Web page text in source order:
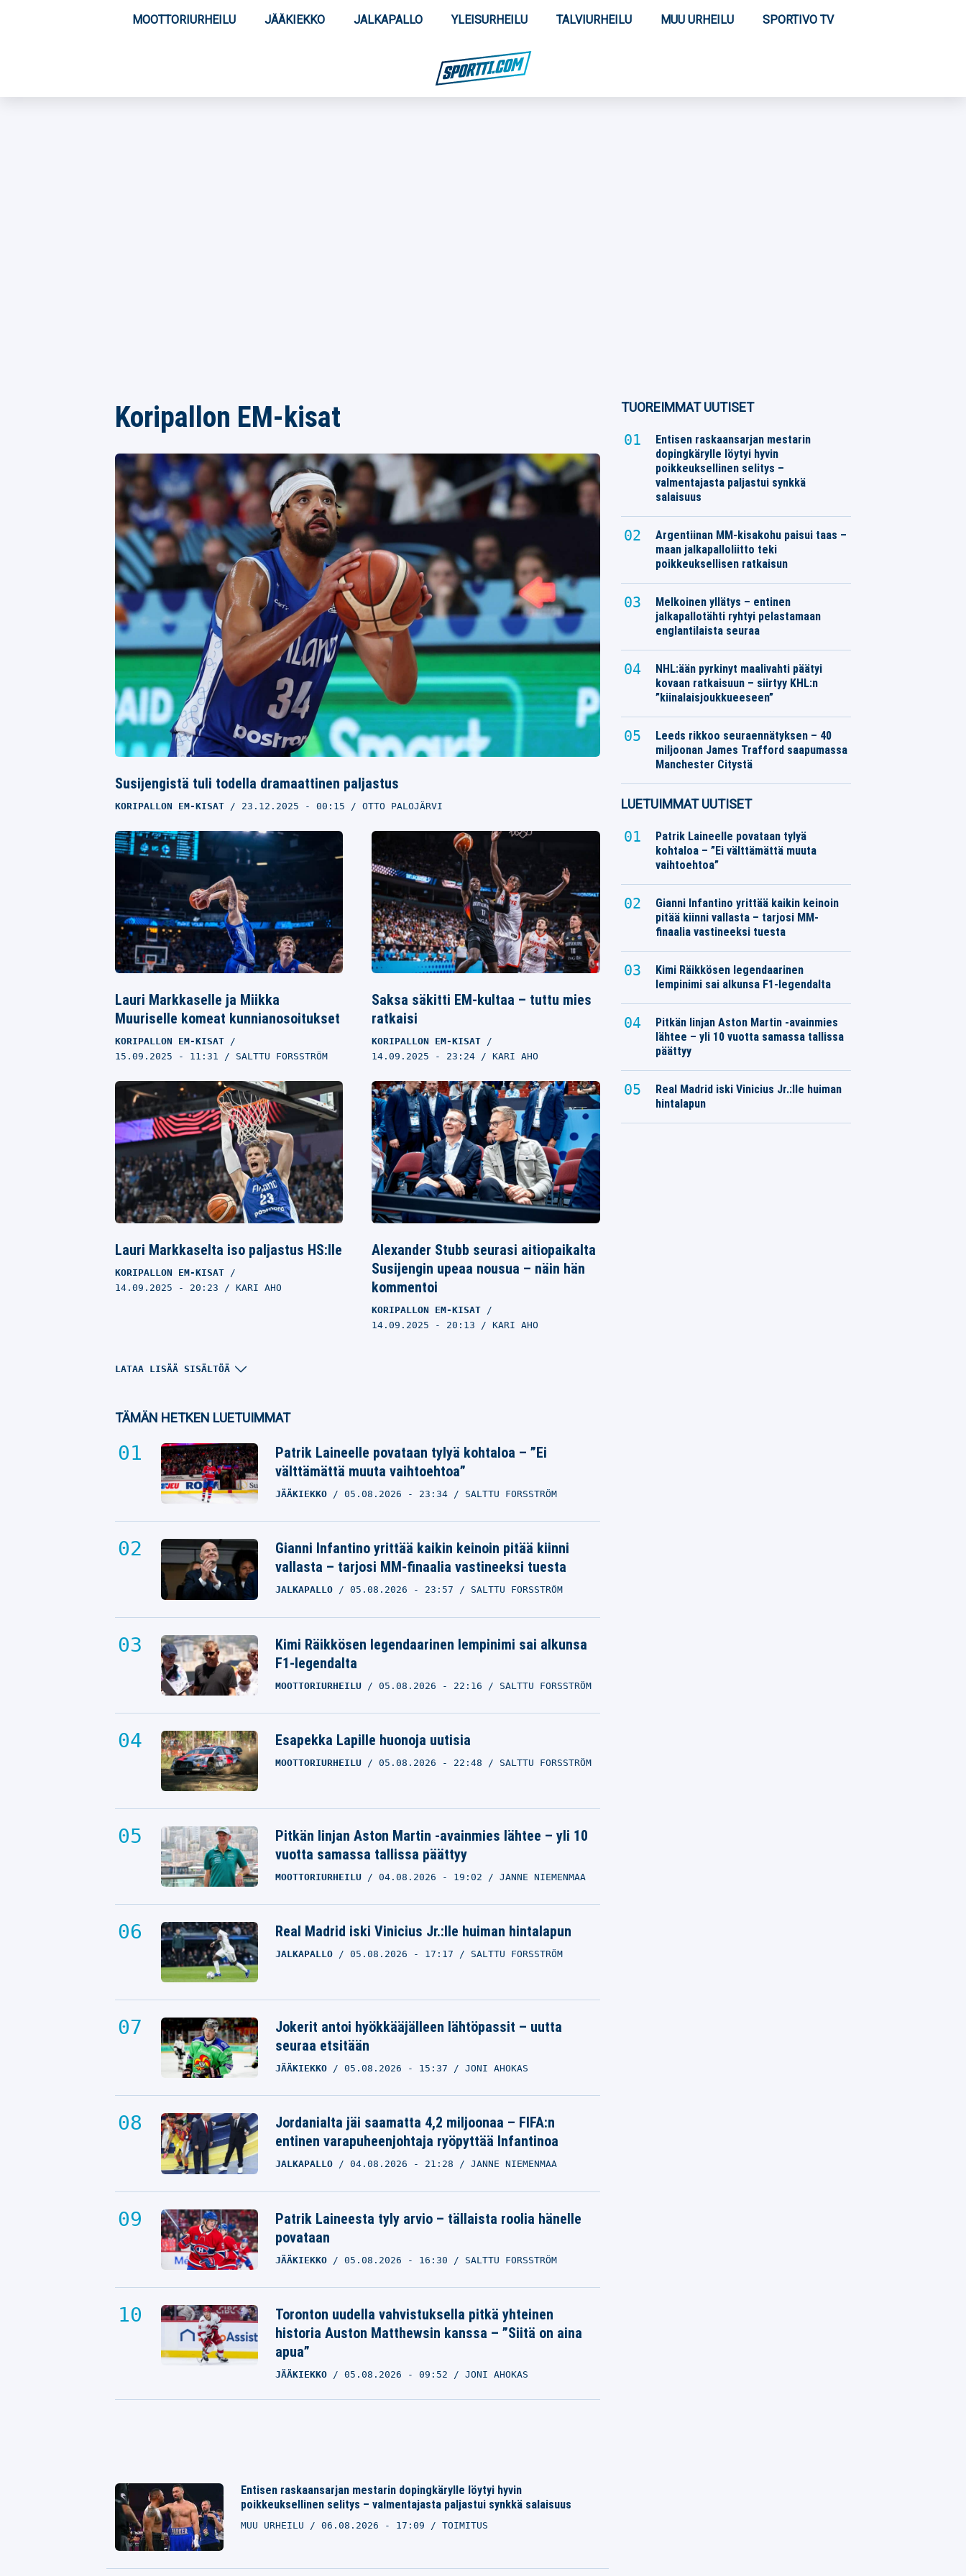
MOOTTORIURHEILU JÄÄKIEKKO JALKAPALLO YLEISURHEILU TALVIURHEILU MUU URHEILU SPORTIVO TV
Koripallon EM-kisat
Susijengistä tuli todella dramaattinen paljastus
KORIPALLON EM-KISAT 23.12.2025 - 00:15 OTTO PALOJÄRVI
Lauri Markkaselle ja Miikka
Muuriselle komeat kunnianosoitukset
KORIPALLON EM-KISAT
15.09.2025 - 11:31 SALTTU FORSSTRÖM
Saksa säkitti EM-kultaa – tuttu mies
ratkaisi
KORIPALLON EM-KISAT
14.09.2025 - 23:24 KARI AHO
Lauri Markkaselta iso paljastus HS:lle
KORIPALLON EM-KISAT
14.09.2025 - 20:23 KARI AHO
Alexander Stubb seurasi aitiopaikalta
Susijengin upeaa nousua – näin hän
kommentoi
KORIPALLON EM-KISAT
14.09.2025 - 20:13 KARI AHO
hän kommentoi upeaa joukkuettaan
Ruudun haastattelussa
KORIPALLON EM-KISAT
pronssiottelussa – Giannis
Antetokounmpo oli liikaa
KORIPALLON EM-KISAT
KORIPALLON EM-KISAT
14.09.2025 - 18:14 KARI AHO
KORIPALLON EM-KISAT
14.09.2025- 14:12
LATAA LISÄÄ SISÄLTÖÄ
TÄMÄN HETKEN LUETUIMMAT
Patrik Laineelle povataan tylyä kohtaloa – ”Ei
välttämättä muuta vaihtoehtoa”
JÄÄKIEKKO 05.08.2026 - 23:34 SALTTU FORSSTRÖM
Gianni Infantino yrittää kaikin keinoin pitää kiinni
vallasta – tarjosi MM-finaalia vastineeksi tuesta
JALKAPALLO 05.08.2026 - 23:57 SALTTU FORSSTRÖM
Kimi Räikkösen legendaarinen lempinimi sai alkunsa
F1-legendalta
MOOTTORIURHEILU 05.08.2026 - 22:16 SALTTU FORSSTRÖM
Esapekka Lapille huonoja uutisia
MOOTTORIURHEILU 05.08.2026 - 22:48 SALTTU FORSSTRÖM
Pitkän linjan Aston Martin -avainmies lähtee – yli 10
vuotta samassa tallissa päättyy
MOOTTORIURHEILU 04.08.2026 - 19:02 JANNE NIEMENMAA
Real Madrid iski Vinicius Jr.:lle huiman hintalapun
JALKAPALLO 05.08.2026 - 17:17 SALTTU FORSSTRÖM
Jokerit antoi hyökkääjälleen lähtöpassit – uutta
seuraa etsitään
JÄÄKIEKKO 05.08.2026 - 15:37 JONI AHOKAS
Jordanialta jäi saamatta 4,2 miljoonaa – FIFA:n
entinen varapuheenjohtaja ryöpyttää Infantinoa
JALKAPALLO 04.08.2026 - 21:28 JANNE NIEMENMAA
Patrik Laineesta tyly arvio – tällaista roolia hänelle
povataan
JÄÄKIEKKO 05.08.2026 - 16:30 SALTTU FORSSTRÖM
Toronton uudella vahvistuksella pitkä yhteinen
historia Auston Matthewsin kanssa – ”Siitä on aina
apua”
JÄÄKIEKKO 05.08.2026 - 09:52 JONI AHOKAS
Entisen raskaansarjan mestarin dopingkärylle löytyi hyvin
poikkeuksellinen selitys – valmentajasta paljastui synkkä salaisuus
MUU URHEILU 06.08.2026 - 17:09 TOIMITUS
TUOREIMMAT UUTISET
Entisen raskaansarjan mestarin
dopingkärylle löytyi hyvin
poikkeuksellinen selitys –
valmentajasta paljastui synkkä
salaisuus
Argentiinan MM-kisakohu paisui taas –
maan jalkapalloliitto teki
poikkeuksellisen ratkaisun
Melkoinen yllätys – entinen
jalkapallotähti ryhtyi pelastamaan
englantilaista seuraa
NHL:ään pyrkinyt maalivahti päätyi
kovaan ratkaisuun – siirtyy KHL:n
”kiinalaisjoukkueeseen”
Leeds rikkoo seuraennätyksen – 40
miljoonan James Trafford saapumassa
Manchester Citystä
LUETUIMMAT UUTISET
Patrik Laineelle povataan tylyä
kohtaloa – ”Ei välttämättä muuta
vaihtoehtoa”
Gianni Infantino yrittää kaikin keinoin
pitää kiinni vallasta – tarjosi MM-
finaalia vastineeksi tuesta
Kimi Räikkösen legendaarinen
lempinimi sai alkunsa F1-legendalta
Pitkän linjan Aston Martin -avainmies
lähtee – yli 10 vuotta samassa tallissa
päättyy
Real Madrid iski Vinicius Jr.:lle huiman
hintalapun